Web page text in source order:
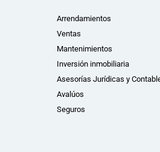
Arrendamientos
Ventas
Mantenimientos
Inversión inmobiliaria
Asesorías Jurídicas y
Avalúos
Seguros